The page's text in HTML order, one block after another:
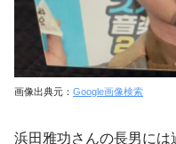
画像出典元： Google画像検索
浜田雅功さんの長男に